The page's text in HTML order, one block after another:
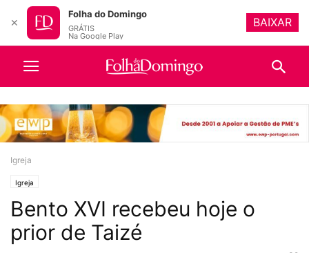
Igreja
Igreja
Bento XVI recebeu hoje o
prior de Taizé
✕
Folha do Domingo
GRÁTIS
Na Google Play
BAIXAR